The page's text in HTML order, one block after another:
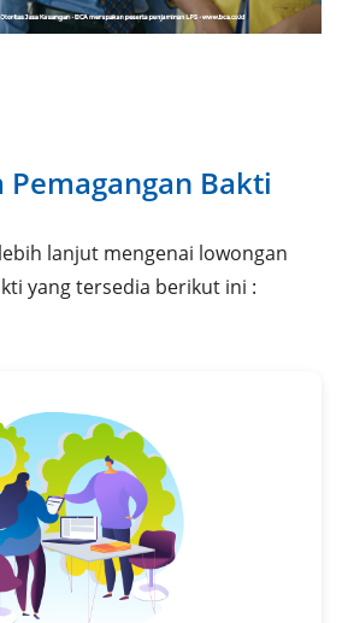
Pemagangan Bakti
lanjut mengenai lowongan
yang tersedia berikut ini :